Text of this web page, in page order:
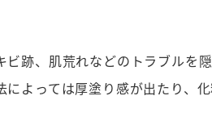
ビ跡、肌荒れなどのトラブルを
によっては厚塗り感が出たり、